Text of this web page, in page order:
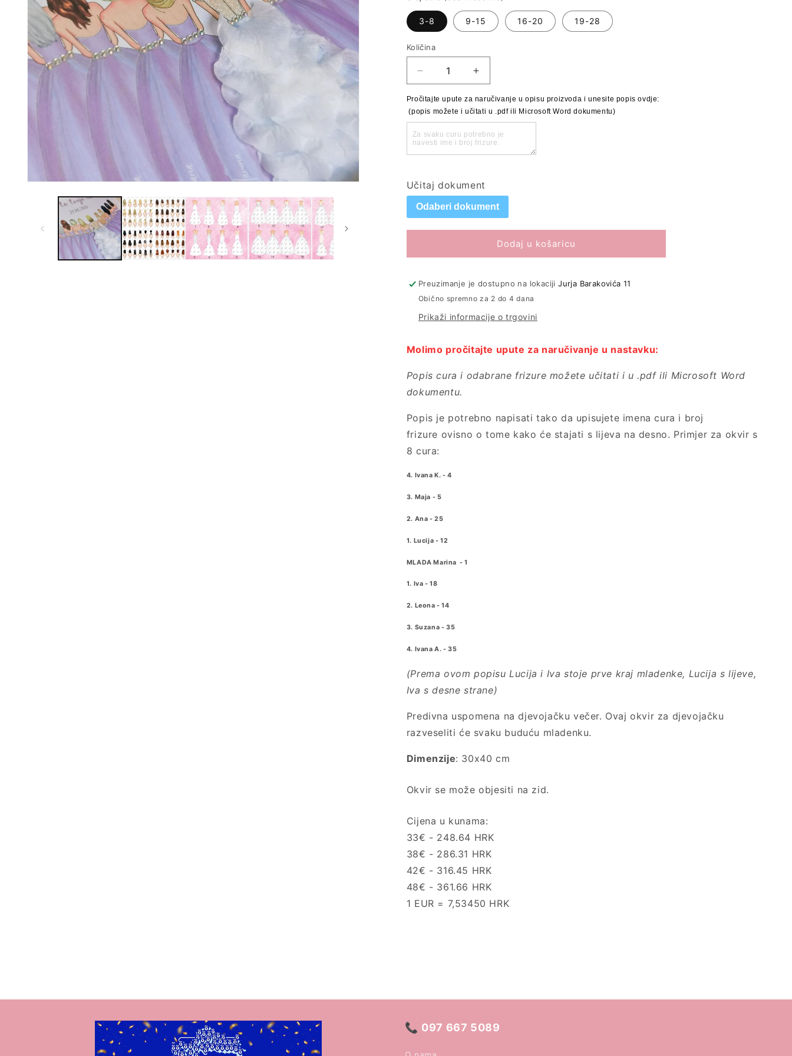
3-8 9-15 16-20 19-28
Količina
Količina
Smanji
količinu
proizvoda
3D
okvir
&quot;djeveruše&quot;
Povećaj
količinu
proizvoda
3D
okvir
&quot;djeveruše&quot;
Pročitajte upute za naručivanje u opisu proizvoda i unesite popis ovdje:
(popis možete i učitati u .pdf ili Microsoft Word dokumentu)
Učitaj dokument
Odaberi dokument
Dodaj u košaricu
Preuzimanje je dostupno na lokacijiJurja Barakovića 11
Obično spremno za 2 do 4 dana
Prikaži informacije o trgovini
Molimo pročitajte upute za naručivanje u nastavku:
Popis cura i odabrane frizure možete učitati i u .pdf ili Microsoft Word
dokumentu.
Popis je potrebno napisati tako da upisujete imena cura i broj
frizure ovisno o tome kako će stajati s lijeva na desno. Primjer za okvir s
8 cura:
4. Ivana K. - 4
3. Maja - 5
2. Ana - 25
1. Lucija - 12
MLADA Marina - 1
1. Iva - 18
2. Leona - 14
3. Suzana - 35
4. Ivana A. - 35
(Prema ovom popisu Lucija i Iva stoje prve kraj mladenke, Lucija s lijeve,
Iva s desne strane)
Predivna uspomena na djevojačku večer. Ovaj okvir za djevojačku
razveseliti će svaku buduću mladenku.
Dimenzije: 30x40 cm
Okvir se može objesiti na zid.
Cijena u kunama:
33€ - 248.64 HRK
38€ - 286.31 HRK
42€ - 316.45 HRK
48€ - 361.66 HRK
1 EUR = 7,53450 HRK
📞 097 667 5089